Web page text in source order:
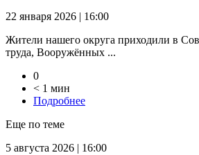
22 января 2026 | 16:00
Жители нашего округа приходили в
труда, Вооружённых ...
0
< 1 мин
Подробнее
Еще по теме
5 августа 2026 | 16:00